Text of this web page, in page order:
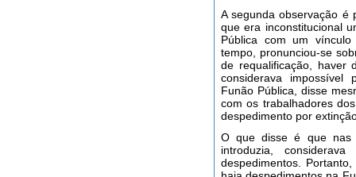
A segunda observação é
que era inconstitucional
Pública com um
tempo, pronunciou-se
de requalificação, haver
considerava impossível
Funão Pública, disse
com os trabalhadores
despedimento por
O que disse é que nas
introduzia,
despedimentos.